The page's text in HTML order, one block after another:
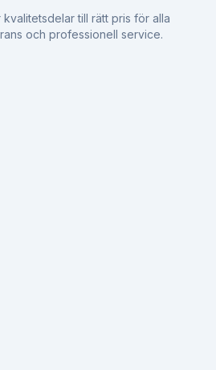
till rätt pris för alla
och professionell service.